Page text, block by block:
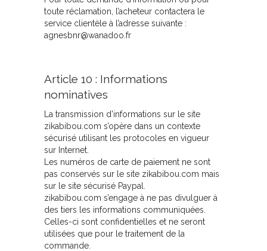
toute réclamation, l’acheteur contactera le
service clientèle à l’adresse suivante :
agnesbnr@wanadoo.fr
Article 10 : Informations
nominatives
La transmission d’informations sur le site
zikabibou.com s’opère dans un contexte
sécurisé utilisant les protocoles en vigueur
sur Internet.
Les numéros de carte de paiement ne sont
pas conservés sur le site zikabibou.com mais
sur le site sécurisé Paypal.
zikabibou.com s’engage à ne pas divulguer à
des tiers les informations communiquées.
Celles-ci sont confidentielles et ne seront
utilisées que pour le traitement de la
commande.